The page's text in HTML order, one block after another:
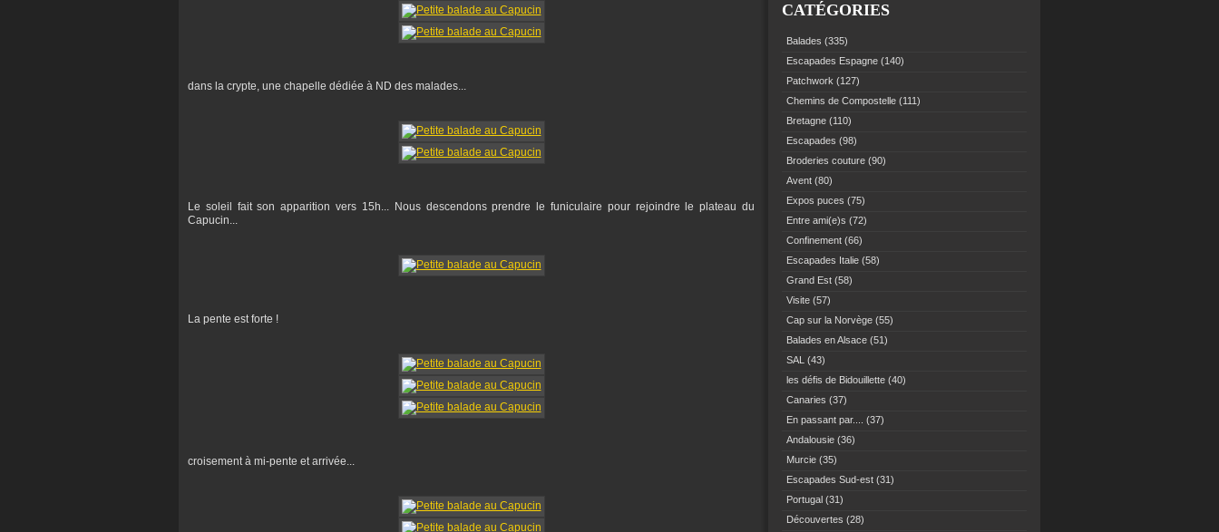
dans la crypte, une chapelle dédiée à ND des malades...
Le soleil fait son apparition vers 15h... Nous descendons prendre le funiculaire pour rejoindre le plateau du
Capucin...
La pente est forte !
croisement à mi-pente et arrivée...
CATÉGORIES
Balades (335)
Escapades Espagne (140)
Patchwork (127)
Chemins de Compostelle (111)
Bretagne (110)
Escapades (98)
Broderies couture (90)
Avent (80)
Expos puces (75)
Entre ami(e)s (72)
Confinement (66)
Escapades Italie (58)
Grand Est (58)
Visite (57)
Cap sur la Norvège (55)
Balades en Alsace (51)
SAL (43)
les défis de Bidouillette (40)
Canaries (37)
En passant par....
(37)
Andalousie (36)
Murcie (35)
Escapades Sud-est (31)
Portugal (31)
Découvertes (28)